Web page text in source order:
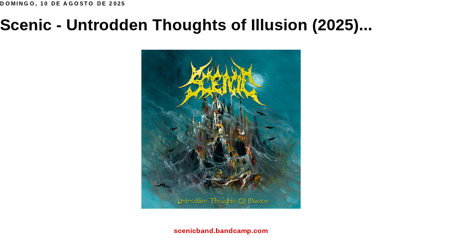
DOMINGO, 10 DE AGOSTO DE 2025
Scenic - Untrodden Thoughts of Illusion (2025)...
scenicband.bandcamp.com